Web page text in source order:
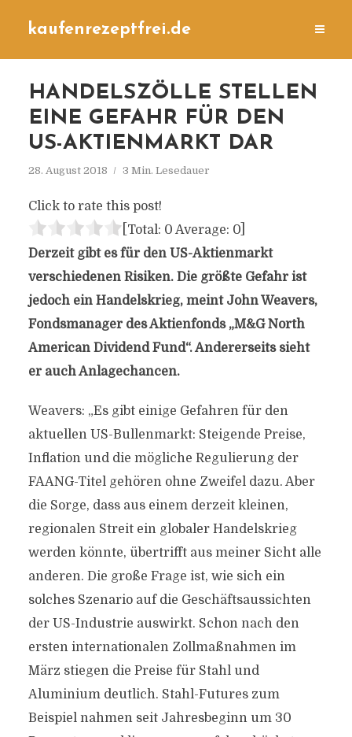
kaufenrezeptfrei.de
HANDELSZÖLLE STELLEN
EINE GEFAHR FÜR DEN
US-AKTIENMARKT DAR
28. August 2018 3 Min. Lesedauer
Click to rate this post!
[Total: 0 Average: 0]
Derzeit gibt es für den US-Aktienmarkt
verschiedenen Risiken. Die größte Gefahr ist
jedoch ein Handelskrieg, meint John Weavers,
Fondsmanager des Aktienfonds „M&G North
American Dividend Fund“. Andererseits sieht
er auch Anlagechancen.
Weavers: „Es gibt einige Gefahren für den
aktuellen US-Bullenmarkt: Steigende Preise,
Inflation und die mögliche Regulierung der
FAANG-Titel gehören ohne Zweifel dazu. Aber
die Sorge, dass aus einem derzeit kleinen,
regionalen Streit ein globaler Handelskrieg
werden könnte, übertrifft aus meiner Sicht alle
anderen. Die große Frage ist, wie sich ein
solches Szenario auf die Geschäftsaussichten
der US-Industrie auswirkt. Schon nach den
ersten internationalen Zollmaßnahmen im
März stiegen die Preise für Stahl und
Aluminium deutlich. Stahl-Futures zum
Beispiel nahmen seit Jahresbeginn um 30